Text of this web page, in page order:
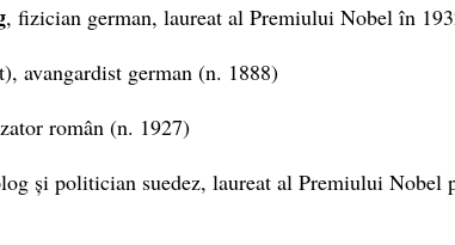
, fizician german, laureat al Premiului Nobel în
avangardist german (n. 1888)
român (n. 1927)
și politician suedez, laureat al Premiului Nobel